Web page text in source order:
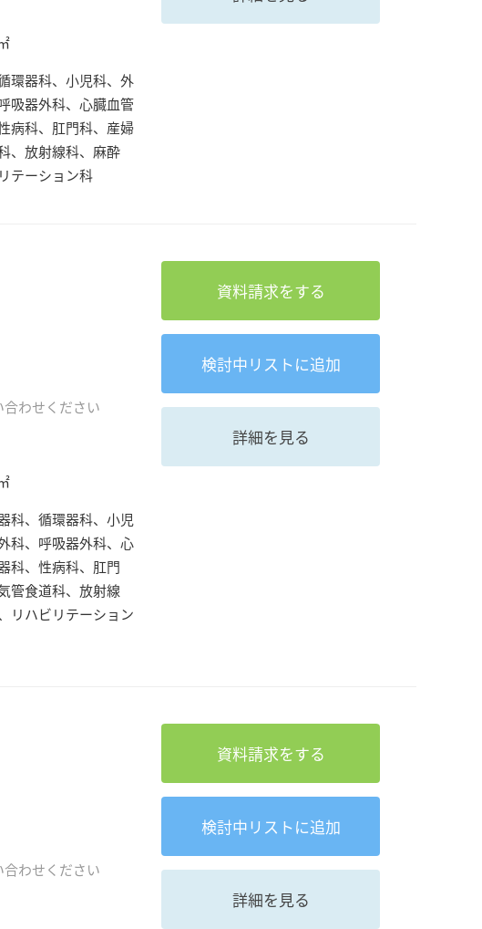
環器科、小児科、外
吸器外科、心臓血管
病科、肛門科、産婦
、放射線科、麻酔
テーション科
合わせください
科、循環器科、小児
科、呼吸器外科、心
科、性病科、肛門
管食道科、放射線
リハビリテーション
資料請求をする
検討中リストに追加
詳細を見る
合わせください
資料請求をする
検討中リストに追加
詳細を見る